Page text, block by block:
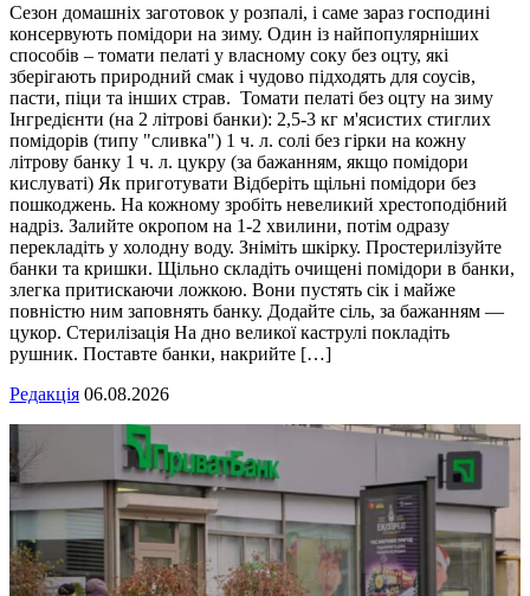
Сезон домашніх заготовок у розпалі, і саме зараз господині
консервують помідори на зиму. Один із найпопулярніших
способів – томати пелаті у власному соку без оцту, які
зберігають природний смак і чудово підходять для соусів,
пасти, піци та інших страв. Томати пелаті без оцту на зиму
Інгредієнти (на 2 літрові банки): 2,5-3 кг м'ясистих стиглих
помідорів (типу "сливка") 1 ч. л. солі без гірки на кожну
літрову банку 1 ч. л. цукру (за бажанням, якщо помідори
кислуваті) Як приготувати Відберіть щільні помідори без
пошкоджень. На кожному зробіть невеликий хрестоподібний
надріз. Залийте окропом на 1-2 хвилини, потім одразу
перекладіть у холодну воду. Зніміть шкірку. Простерилізуйте
банки та кришки. Щільно складіть очищені помідори в банки,
злегка притискаючи ложкою. Вони пустять сік і майже
повністю ним заповнять банку. Додайте сіль, за бажанням —
цукор. Стерилізація На дно великої каструлі покладіть
рушник. Поставте банки, накрийте […]
Редакція 06.08.2026